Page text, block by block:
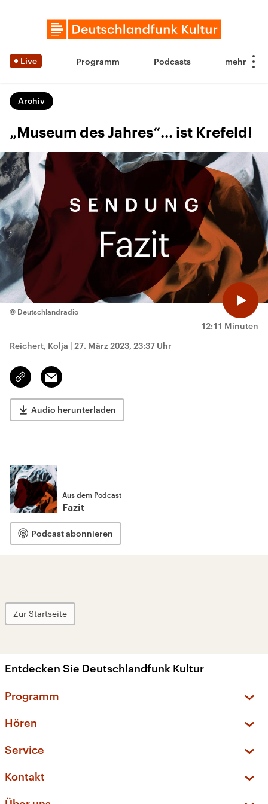
Live Programm Podcasts
Archiv
„Museum des Jahres“... ist Krefeld!
12:11 Minuten
© Deutschlandradio
Reichert, Kolja | 27. März 2023, 23:37 Uhr
Link
kopieren/teilen
Email
Audio herunterladen
Aus dem Podcast
Fazit
Podcast abonnieren
Zur Startseite
Entdecken Sie Deutschlandfunk Kultur
Programm
Sendungen und Podcasts
Musikliste
Kakadu – Das Kinderprogramm
Hören
Frequenzen (UKW + DAB+)
Service
FAQ
Apps
Kontakt